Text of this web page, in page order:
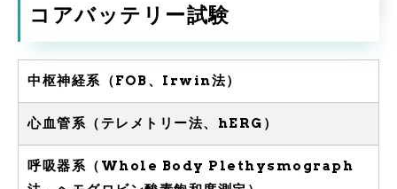
コアバッテリー試験
中枢神経系（FOB、Irwin法）
心血管系（テレメトリー法、hERG）
呼吸器系（Whole Body Plethysmograph